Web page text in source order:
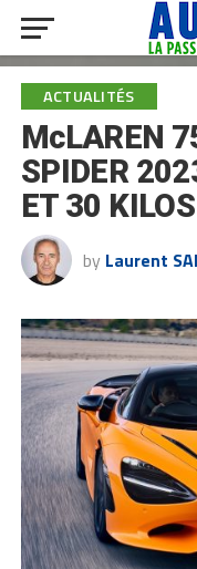
ACTUALITÉS
McLAREN
SPIDER
ET 30
by Laurent